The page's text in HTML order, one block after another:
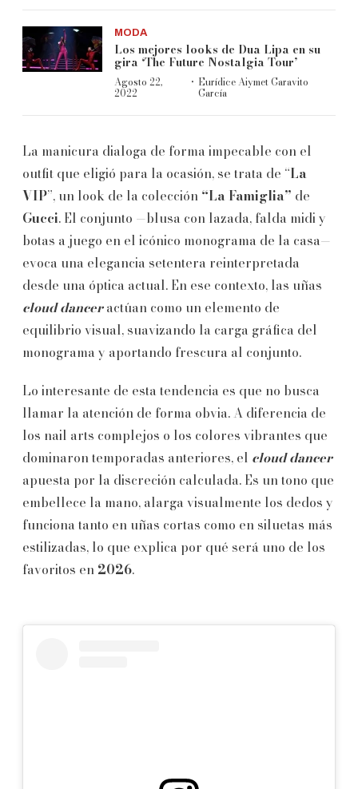
MODA
Los mejores looks de Dua Lipa en su
gira ‘The Future Nostalgia Tour’
Agosto 22,
2022 · Eurídice Aiymet Garavito
García
La manicura dialoga de forma impecable con el
outfit que eligió para la ocasión, se trata de “La
VIP”, un look de la colección “La Famiglia” de
Gucci. El conjunto —blusa con lazada, falda midi y
botas a juego en el icónico monograma de la casa—
evoca una elegancia setentera reinterpretada
desde una óptica actual. En ese contexto, las uñas
cloud dancer actúan como un elemento de
equilibrio visual, suavizando la carga gráfica del
monograma y aportando frescura al conjunto.
Lo interesante de esta tendencia es que no busca
llamar la atención de forma obvia. A diferencia de
los nail arts complejos o los colores vibrantes que
dominaron temporadas anteriores, el cloud dancer
apuesta por la discreción calculada. Es un tono que
embellece la mano, alarga visualmente los dedos y
funciona tanto en uñas cortas como en siluetas más
estilizadas, lo que explica por qué será uno de los
favoritos en 2026.